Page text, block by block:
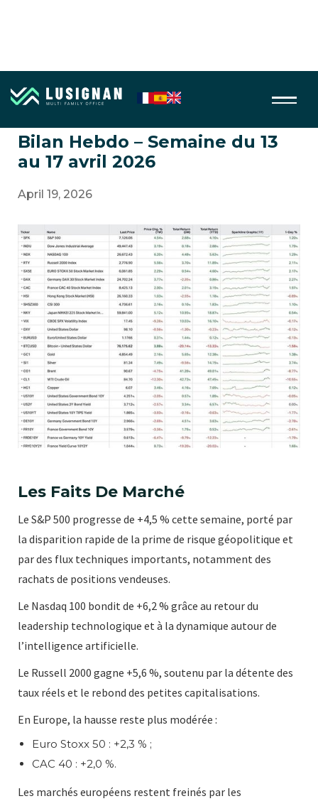
Bilan hebdo des marchés
Bilan Hebdo – Semaine du 13
au 17 avril 2026
April 19, 2026
Les Faits De Marché
Le S&P 500 progresse de +4,5 % cette semaine, porté par
la disparition rapide de la prime de risque géopolitique et
par des flux techniques importants, notamment des
rachats de positions vendeuses.
Le Nasdaq 100 bondit de +6,2 % grâce au retour du
leadership technologique et à la dynamique autour de
l’intelligence artificielle.
Le Russell 2000 gagne +5,6 %, soutenu par la détente des
taux réels et le rebond des petites capitalisations.
En Europe, la hausse reste plus modérée :
Euro Stoxx 50 : +2,3 % ;
CAC 40 : +2,0 %.
Les marchés européens restent freinés par les